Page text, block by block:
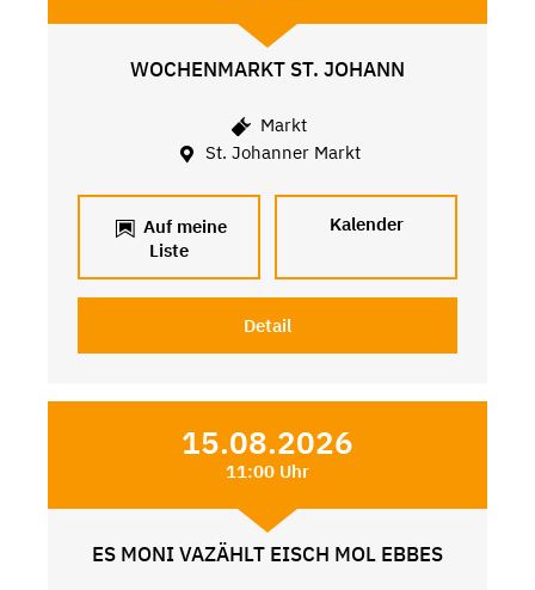
WOCHENMARKT ST. JOHANN
Markt
St. Johanner Markt
Auf meine
Liste
Kalender
Detail
15.08.2026
11:00 Uhr
ES MONI VAZÄHLT EISCH MOL EBBES